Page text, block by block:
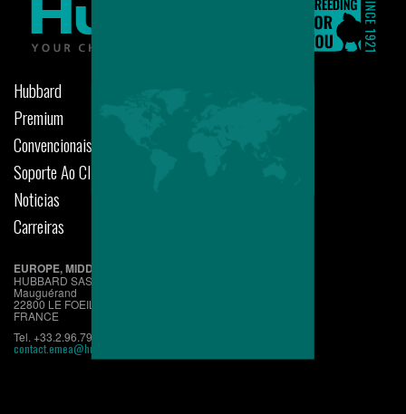
Hubbard
Premium
Convencionais
Soporte Ao Cliente
Noticias
Carreiras
EUROPE, MIDDLE EAST, AFRICA
HUBBARD SAS
Mauguérand
22800 LE FOEIL - QUINTIN
FRANCE
Tel. +33.2.96.79.63.70
contact.emea@hubbardbreeders.com